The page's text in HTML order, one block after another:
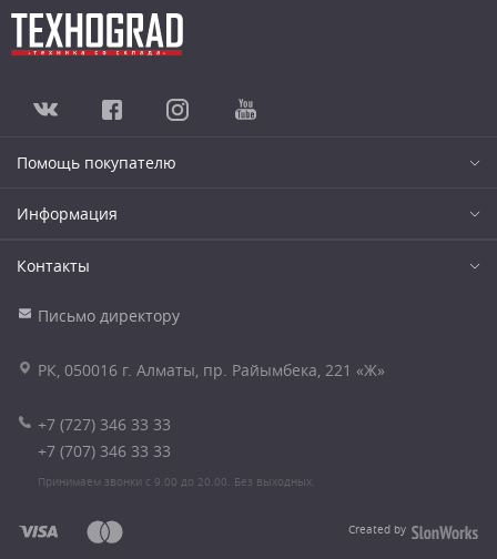
Помощь покупателю
Информация
Контакты
Письмо директору
РК, 050016 г. Алматы, пр. Райымбека, 221 «Ж»
+7 (727) 346 33 33
+7 (707) 346 33 33
Принимаем звонки с 9.00 до 20.00. Без выходных.
Created by